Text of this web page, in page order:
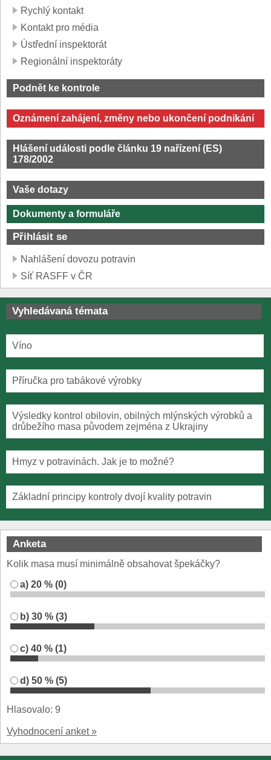
Rychlý kontakt
Kontakt pro média
Ústřední inspektorát
Regionální inspektoráty
Podnět ke kontrole
Oznámení zahájení, změny nebo ukončení podnikání
Hlášení události podle článku 19 nařízení (ES)
178/2002
Vaše dotazy
Dokumenty a formuláře
Přihlásit se
Nahlášení dovozu potravin
Síť RASFF v ČR
Vyhledávaná témata
Víno
Příručka pro tabákové výrobky
Výsledky kontrol obilovin, obilných mlýnských výrobků a
drůbežího masa původem zejména z Ukrajiny
Hmyz v potravinách. Jak je to možné?
Základní principy kontroly dvojí kvality potravin
Anketa
Kolik masa musí minimálně obsahovat špekáčky?
a) 20 % (0)
b) 30 % (3)
c) 40 % (1)
d) 50 % (5)
Hlasovalo: 9
Vyhodnocení anket »